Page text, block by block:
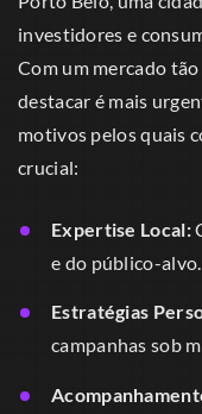
investidores e
Com um mercado
destacar é mais
motivos pelos quais
crucial:
Expertise Local:
e do público-alvo.
Estratégias
campanhas sob